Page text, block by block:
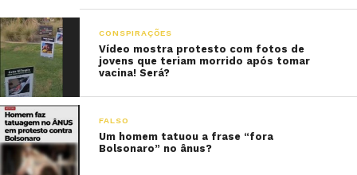
CONSPIRAÇÕES
Vídeo mostra protesto com fotos de
jovens que teriam morrido após tomar
vacina! Será?
FALSO
Um homem tatuou a frase “fora
Bolsonaro” no ânus?